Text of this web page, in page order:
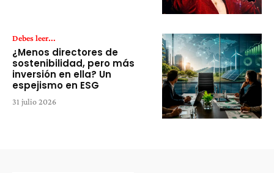
Debes leer...
¿Menos directores de
sostenibilidad, pero más
inversión en ella? Un
espejismo en ESG
31 julio 2026